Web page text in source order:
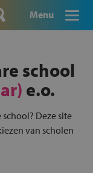
Menu
school
e.o.
Deze site
van scholen